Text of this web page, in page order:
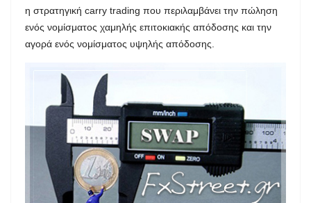
η στρατηγική carry trading που περιλαμβάνει την πώληση
ενός νομίσματος χαμηλής επιτοκιακής απόδοσης και την
αγορά ενός νομίσματος υψηλής απόδοσης.